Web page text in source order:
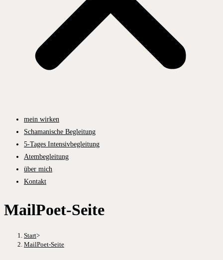
mein wirken
Schamanische Begleitung
5-Tages Intensivbegleitung
Atembegleitung
über mich
Kontakt
MailPoet-Seite
Start>
MailPoet-Seite